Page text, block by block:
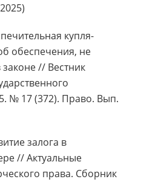
купля-
обеспечения, не
// Вестник
№ 17 (372). Право. Вып.
залога в
// Актуальные
права. Сборник